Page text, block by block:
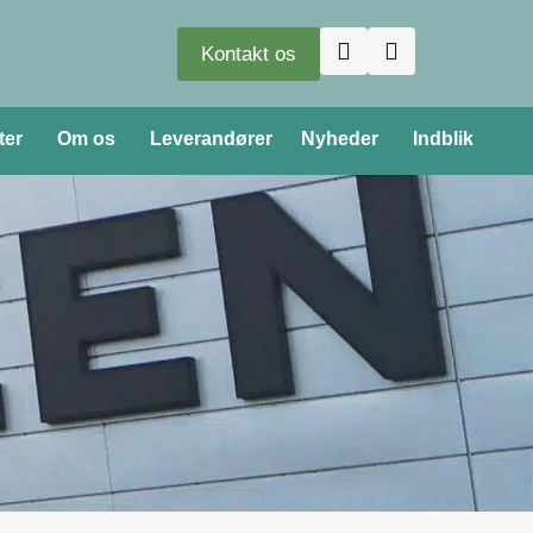
Kontakt os
Om os Leverandører Nyheder Indblik